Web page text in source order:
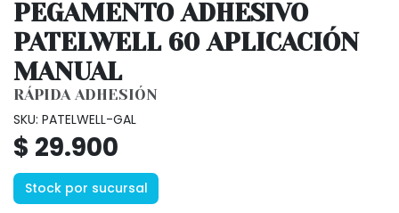
PEGAMENTO ADHESIVO
PATELWELL 60 APLICACIÓN
MANUAL
RÁPIDA ADHESIÓN
SKU: PATELWELL-GAL
$ 29.900
Stock por sucursal